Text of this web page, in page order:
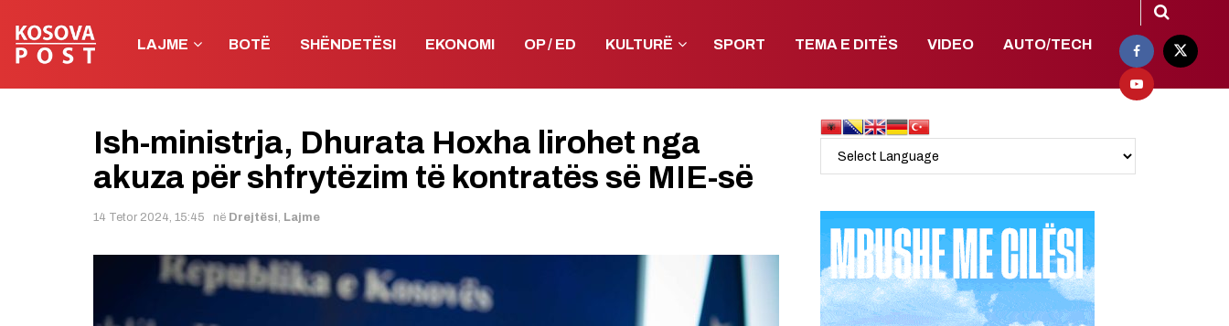
LAJME BOTË SHËNDETËSI EKONOMI OP / ED KULTURË SPORT TEMA E DITËS VIDEO AUTO/TECH
Ish-ministrja, Dhurata Hoxha lirohet nga
akuza për shfrytëzim të kontratës së MIE-së
14 Tetor 2024, 15:45 në Drejtësi, Lajme